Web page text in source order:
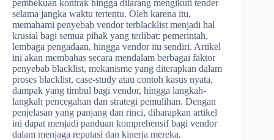
pembekuan kontrak hingga dilarang mengikuti tender
selama jangka waktu tertentu. Oleh karena itu,
memahami penyebab vendor terblacklist menjadi hal
krusial bagi semua pihak yang terlibat: pemerintah,
lembaga pengadaan, hingga vendor itu sendiri. Artikel
ini akan membahas secara mendalam berbagai faktor
penyebab blacklist, mekanisme yang diterapkan dalam
proses blacklist, case-study atau contoh kasus nyata,
dampak yang timbul bagi vendor, hingga langkah-
langkah pencegahan dan strategi pemulihan. Dengan
penjelasan yang panjang dan rinci, diharapkan artikel
ini dapat menjadi panduan komprehensif bagi vendor
dalam menjaga reputasi dan kinerja mereka.